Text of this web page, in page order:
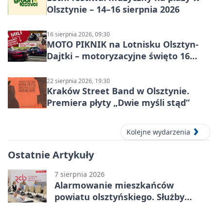
Olsztynie – 14–16 sierpnia 2026
16 sierpnia 2026, 09:30
MOTO PIKNIK na Lotnisku Olsztyn-
Dajtki – motoryzacyjne święto 16
22 sierpnia 2026, 19:30
Kraków Street Band w Olsztynie.
Premiera płyty „Dwie myśli stąd”
Kolejne wydarzenia
Ostatnie Artykuły
7 sierpnia 2026
Alarmowanie mieszkańców
powiatu olsztyńskiego. Służby